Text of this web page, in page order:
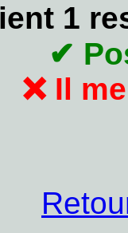
1
✔
❌ Il